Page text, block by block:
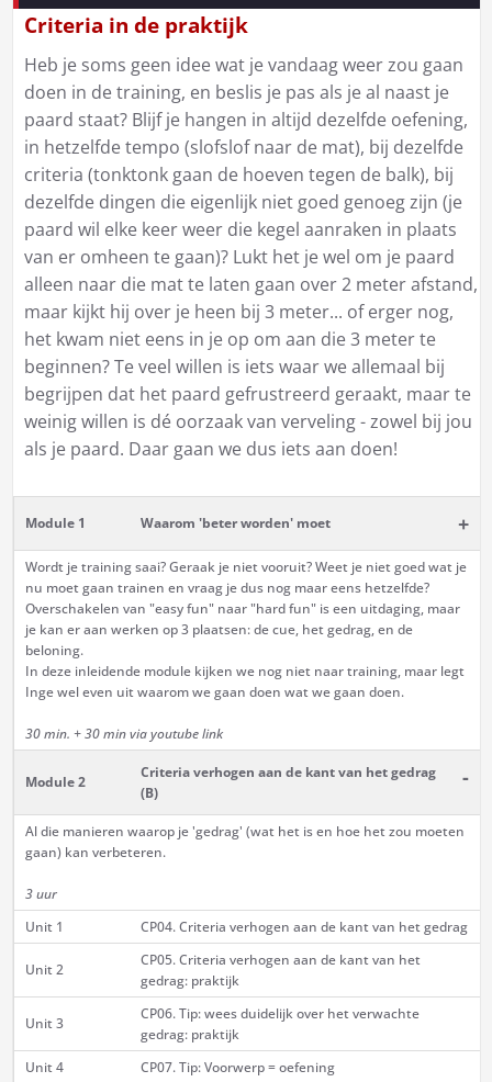
Criteria in de praktijk
Heb je soms geen idee wat je vandaag weer zou gaan
doen in de training, en beslis je pas als je al naast je
paard staat? Blijf je hangen in altijd dezelfde oefening,
in hetzelfde tempo (slofslof naar de mat), bij dezelfde
criteria (tonktonk gaan de hoeven tegen de balk), bij
dezelfde dingen die eigenlijk niet goed genoeg zijn (je
paard wil elke keer weer die kegel aanraken in plaats
van er omheen te gaan)? Lukt het je wel om je paard
alleen naar die mat te laten gaan over 2 meter afstand,
maar kijkt hij over je heen bij 3 meter... of erger nog,
het kwam niet eens in je op om aan die 3 meter te
beginnen? Te veel willen is iets waar we allemaal bij
begrijpen dat het paard gefrustreerd geraakt, maar te
weinig willen is dé oorzaak van verveling - zowel bij jou
als je paard. Daar gaan we dus iets aan doen!
Module 1 Waarom 'beter worden' moet +
Wordt je training saai? Geraak je niet vooruit? Weet je niet goed wat je
nu moet gaan trainen en vraag je dus nog maar eens hetzelfde?
Overschakelen van "easy fun" naar "hard fun" is een uitdaging, maar
je kan er aan werken op 3 plaatsen: de cue, het gedrag, en de
beloning.
In deze inleidende module kijken we nog niet naar training, maar legt
Inge wel even uit waarom we gaan doen wat we gaan doen.
30 min. + 30 min via youtube link
Module 2
Criteria verhogen aan de kant van het gedrag
(B)
-
Al die manieren waarop je 'gedrag' (wat het is en hoe het zou moeten
gaan) kan verbeteren.
3 uur
Unit 1
CP04. Criteria verhogen aan de kant van het gedrag
Unit 2
CP05. Criteria verhogen aan de kant van het
gedrag: praktijk
Unit 3
CP06. Tip: wees duidelijk over het verwachte
gedrag: praktijk
Unit 4
CP07. Tip: Voorwerp = oefening